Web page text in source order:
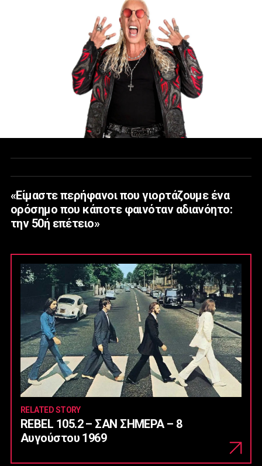
«Είμαστε περήφανοι που γιορτάζουμε ένα
ορόσημο που κάποτε φαινόταν αδιανόητο:
την 50ή επέτειο»
RELATED STORY
REBEL 105.2 – ΣΑΝ ΣΗΜΕΡΑ – 8
Αυγούστου 1969